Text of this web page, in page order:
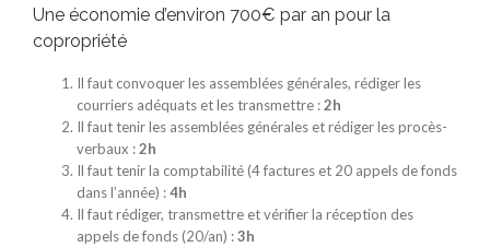
Une économie d’environ 700€ par an pour la
copropriété
Il faut convoquer les assemblées générales, rédiger les
courriers adéquats et les transmettre :2h
Il faut tenir les assemblées générales et rédiger les procès-
verbaux :2h
Il faut tenir la comptabilité (4 factures et 20 appels de fonds
dans l’année) :4h
Il faut rédiger, transmettre et vérifier la réception des
appels de fonds (20/an) :3h